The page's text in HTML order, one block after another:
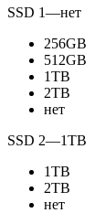
SSD 1—нет
256GB
512GB
1TB
2TB
нет
SSD 2—1TB
1TB
2TB
нет